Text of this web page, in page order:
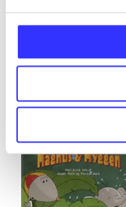
More like this